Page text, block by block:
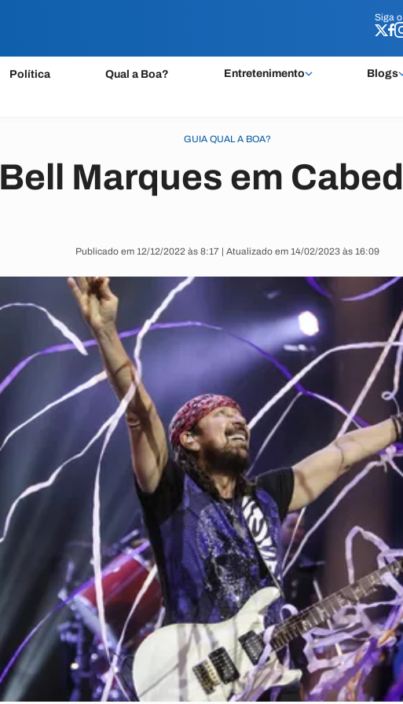
Siga o
Política Qual a Boa? Entretenimento Blogs
Siga o
GUIA QUAL A BOA?
Bell Marques em
Publicado em 12/12/2022 às 8:17 | Atualizado em 14/02/2023 às 16:09